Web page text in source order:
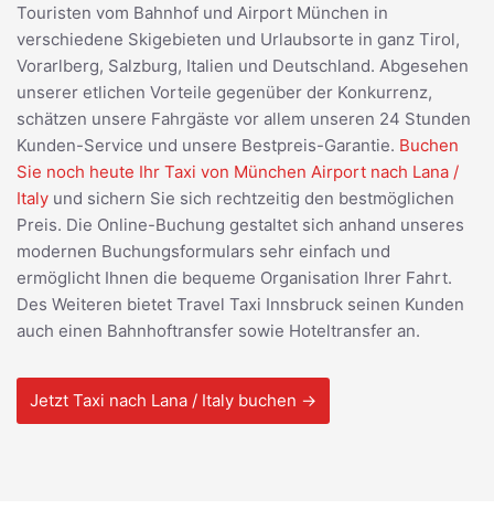
Touristen vom Bahnhof und Airport München in
verschiedene Skigebieten und Urlaubsorte in ganz Tirol,
Vorarlberg, Salzburg, Italien und Deutschland. Abgesehen
unserer etlichen Vorteile gegenüber der Konkurrenz,
schätzen unsere Fahrgäste vor allem unseren 24 Stunden
Kunden-Service und unsere Bestpreis-Garantie. Buchen
Sie noch heute Ihr Taxi von München Airport nach Lana /
Italy und sichern Sie sich rechtzeitig den bestmöglichen
Preis. Die Online-Buchung gestaltet sich anhand unseres
modernen Buchungsformulars sehr einfach und
ermöglicht Ihnen die bequeme Organisation Ihrer Fahrt.
Des Weiteren bietet Travel Taxi Innsbruck seinen Kunden
auch einen Bahnhoftransfer sowie Hoteltransfer an.
Jetzt Taxi nach Lana / Italy buchen →